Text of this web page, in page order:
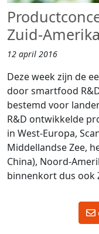
Zuid-Amerika
12 april 2016
Deze week zijn de
door smartfood
bestemd voor
R&D ontwikkelde
in West-Europa,
Middellandse Zee,
China), Noord-
binnenkort dus ook